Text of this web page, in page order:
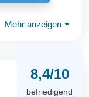
Mehr anzeigen ⏷
8,4/10
befriedigend